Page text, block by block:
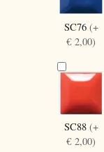
SC76 (+
€ 2,00)
SC88 (+
€ 2,00)